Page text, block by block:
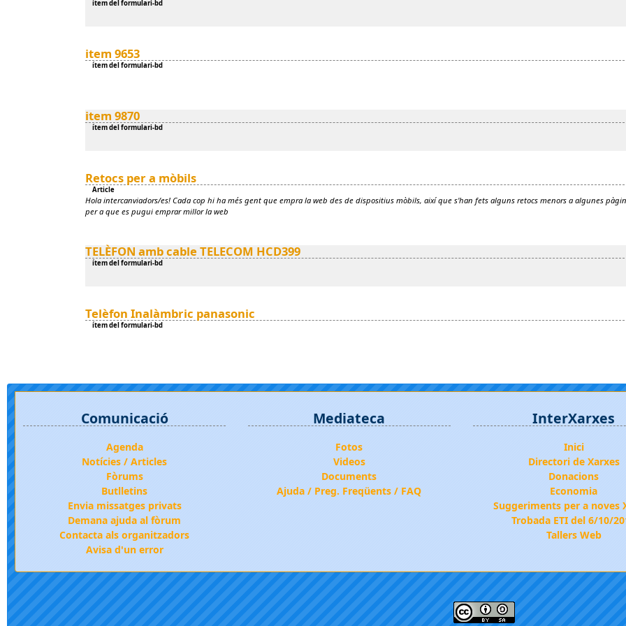
ítem del formulari-bd
item 9653
ítem del formulari-bd
item 9870
ítem del formulari-bd
Retocs per a mòbils
Article
Hola intercanviadors/es! Cada cop hi ha més gent que empra la web des de dispositius mòbils, així que s'han fets alguns retocs menors a algunes
per a que es pugui emprar millor la web
TELÈFON amb cable TELECOM HCD399
ítem del formulari-bd
Telèfon Inalàmbric panasonic
ítem del formulari-bd
Comunicació
Agenda
Notícies / Articles
Fòrums
Butlletins
Envia missatges privats
Demana ajuda al fòrum
Contacta als organitzadors
Avisa d'un error
Mediateca
Fotos
Videos
Documents
Ajuda / Preg. Freqüents / FAQ
InterXarxes
Inici
Directori de Xarxes
Donacions
Economia
Suggeriments per a noves
Trobada ETI del 6/10/
Tallers Web